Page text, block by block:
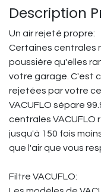
Description
Un air rejeté propre:
Certaines centrales
poussière qu'elles
votre garage. C'est
rejetées par votre
VACUFLO sépare
centrales
jusqu'à 150 fois
que l'air que vous
Filtre VACUFLO: